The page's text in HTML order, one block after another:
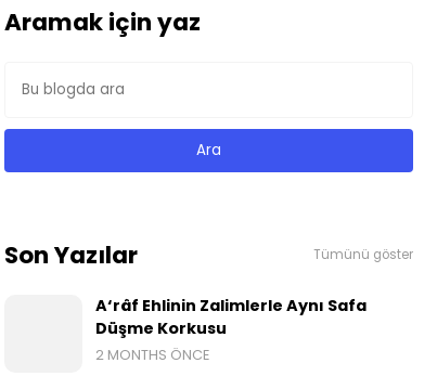
Aramak için yaz
Son Yazılar Tümünü göster
A‘râf Ehlinin Zalimlerle Aynı Safa
Düşme Korkusu
2 MONTHS ÖNCE